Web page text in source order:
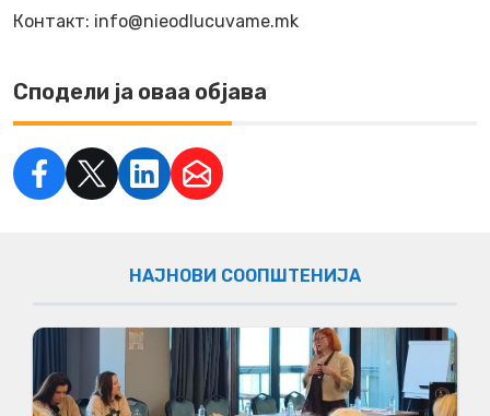
Контакт: info@nieodlucuvame.mk
Сподели ја оваа објава
НАЈНОВИ СООПШТЕНИЈА